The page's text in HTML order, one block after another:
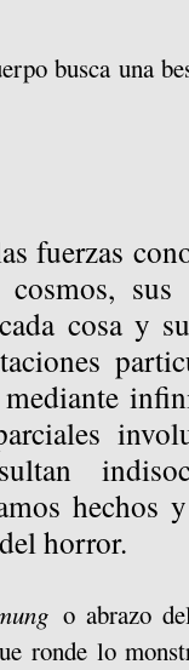
busca una
fuerzas
sus
cosa y
hechos
horror.
o abrazo
ronde lo